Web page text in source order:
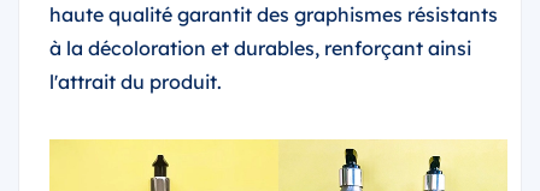
haute qualité garantit des graphismes résistants
à la décoloration et durables, renforçant ainsi
l'attrait du produit.